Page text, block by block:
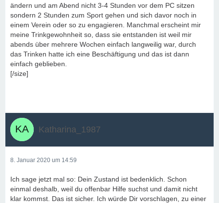
ändern und am Abend nicht 3-4 Stunden vor dem PC sitzen
sondern 2 Stunden zum Sport gehen und sich davor noch in
einem Verein oder so zu engagieren. Manchmal erscheint mir
meine Trinkgewohnheit so, dass sie entstanden ist weil mir
abends über mehrere Wochen einfach langweilig war, durch
das Trinken hatte ich eine Beschäftigung und das ist dann
einfach geblieben.
[/size]
Katharina_1987
8. Januar 2020 um 14:59
Ich sage jetzt mal so: Dein Zustand ist bedenklich. Schon
einmal deshalb, weil du offenbar Hilfe suchst und damit nicht
klar kommst. Das ist sicher. Ich würde Dir vorschlagen, zu einer